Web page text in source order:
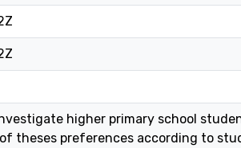
higher primary school
theses preferences according to